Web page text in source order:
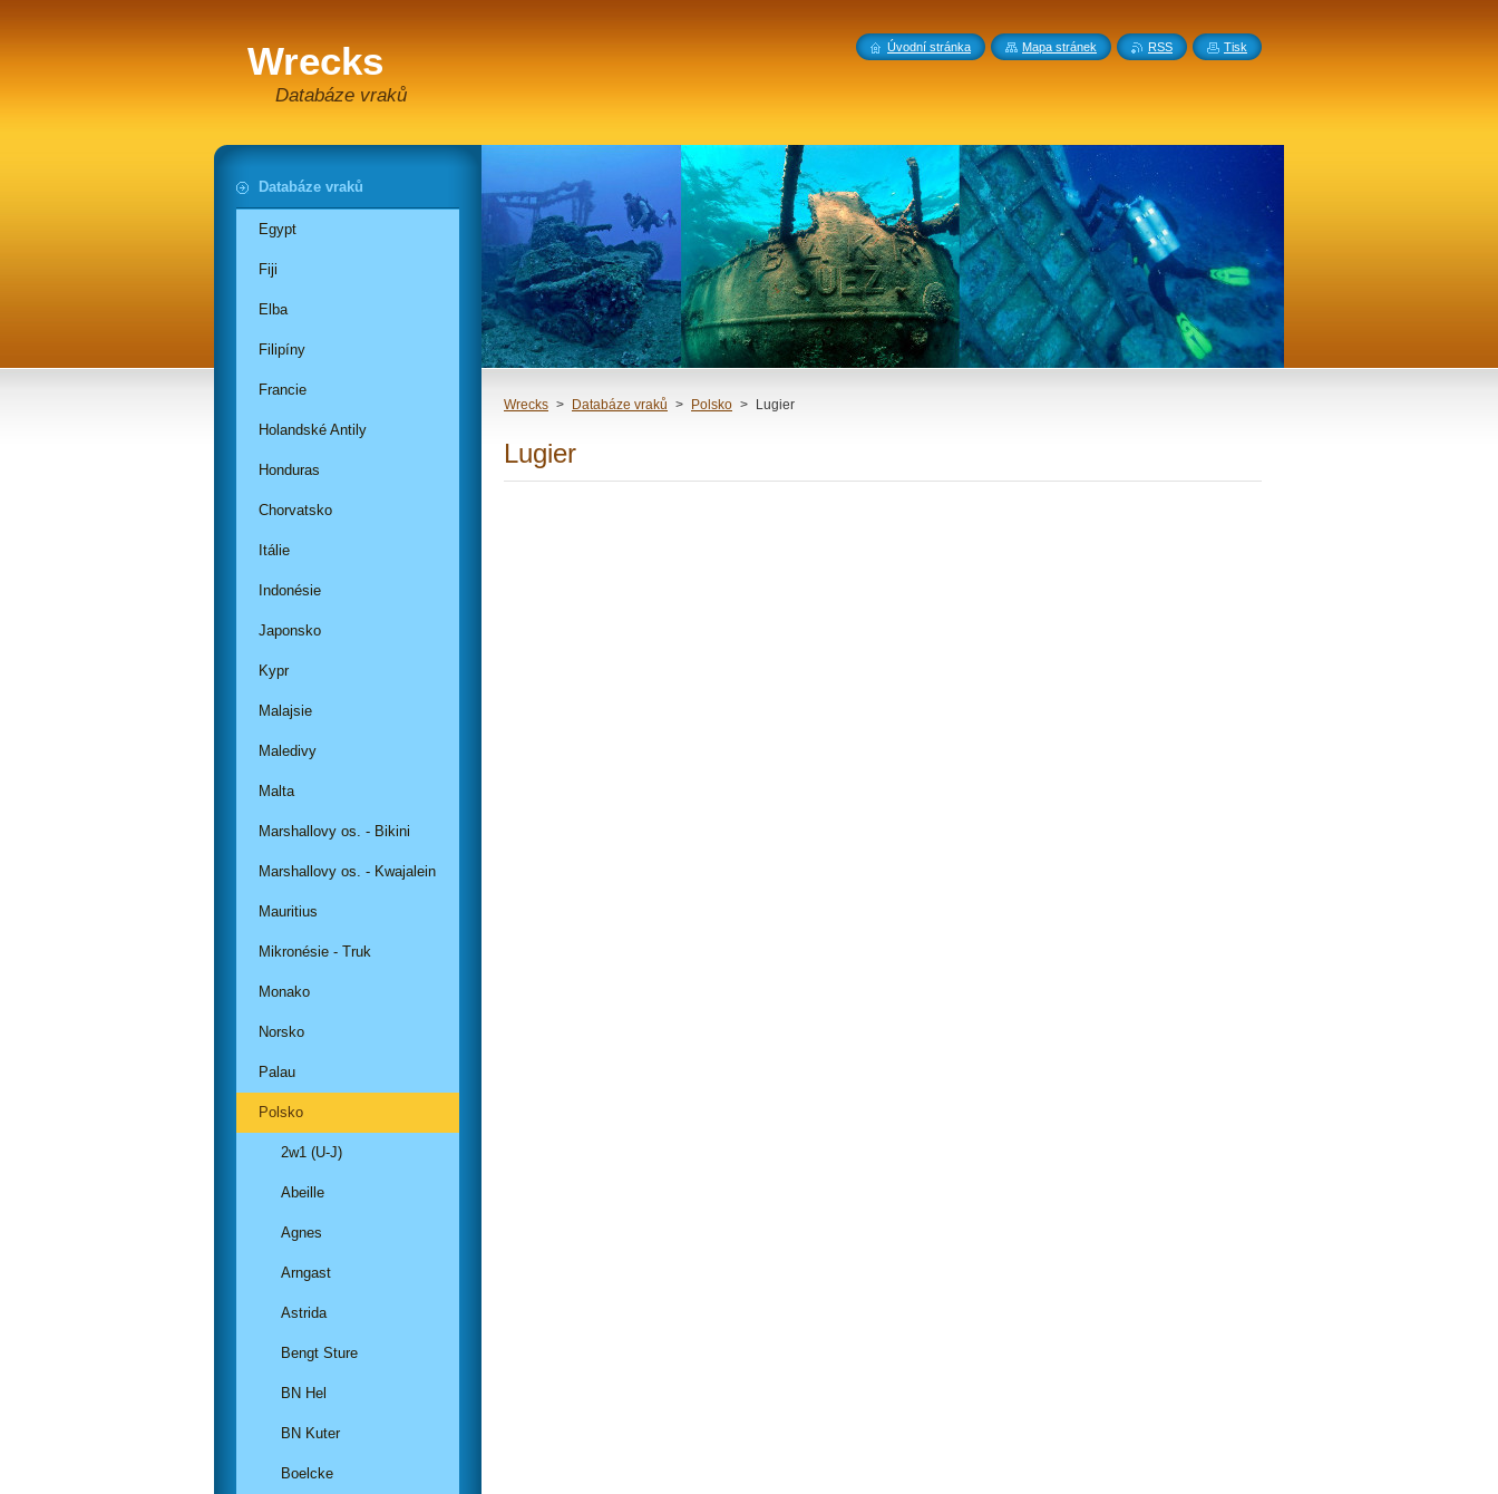
Wrecks
Databáze vraků
Wrecks > Databáze vraků > Polsko > Lugier
Lugier
Databáze vraků
Egypt
Fiji
Elba
Filipíny
Francie
Holandské Antily
Honduras
Chorvatsko
Itálie
Indonésie
Japonsko
Kypr
Malajsie
Maledivy
Malta
Marshallovy os. - Bikini
Marshallovy os. - Kwajalein
Mauritius
Mikronésie - Truk
Monako
Norsko
Palau
Polsko
2w1 (U-J)
Abeille
Agnes
Arngast
Astrida
Bengt Sture
BN Hel
BN Kuter
Boelcke
Úvodní stránka Mapa stránek RSS Tisk